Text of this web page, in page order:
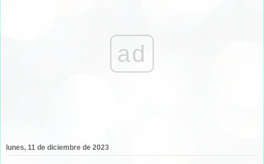
ad
lunes, 11 de diciembre de 2023